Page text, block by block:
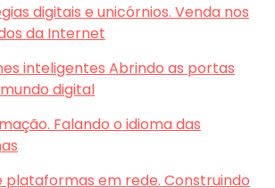
digitais e unicórnios. Venda nos
da Internet
inteligentes Abrindo as portas
digital
Falando o idioma das
plataformas em rede. Construindo